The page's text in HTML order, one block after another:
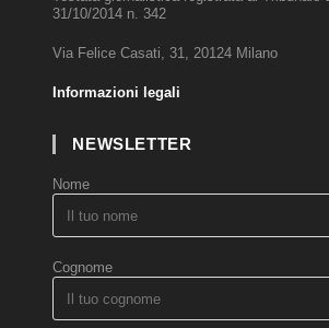
31/10/2014 n. 342
Via Felice Casati, 31, 20124 Milano
Informazioni legali
NEWSLETTER
Nome
Cognome